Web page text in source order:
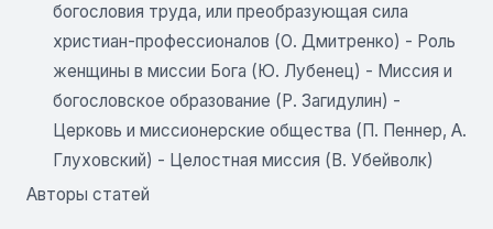
богословия труда, или преобразующая сила
христиан-профессионалов (О. Дмитренко) - Роль
женщины в миссии Бога (Ю. Лубенец) - Миссия и
богословское образование (Р. Загидулин) -
Церковь и миссионерские общества (П. Пеннер, А.
Глуховский) - Целостная миссия (В. Убейволк)
Авторы статей